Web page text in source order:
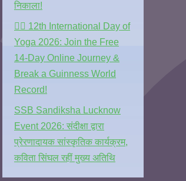
निकाला!
🧘‍♂️ 12th International Day of
Yoga 2026: Join the Free
14-Day Online Journey &
Break a Guinness World
Record!
SSB Sandiksha Lucknow
Event 2026: संदीक्षा द्वारा
प्रेरणादायक सांस्कृतिक कार्यक्रम,
कविता सिंघल रहीं मुख्य अतिथि